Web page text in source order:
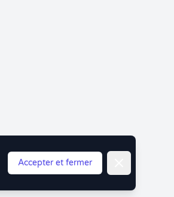
Accepter et fermer